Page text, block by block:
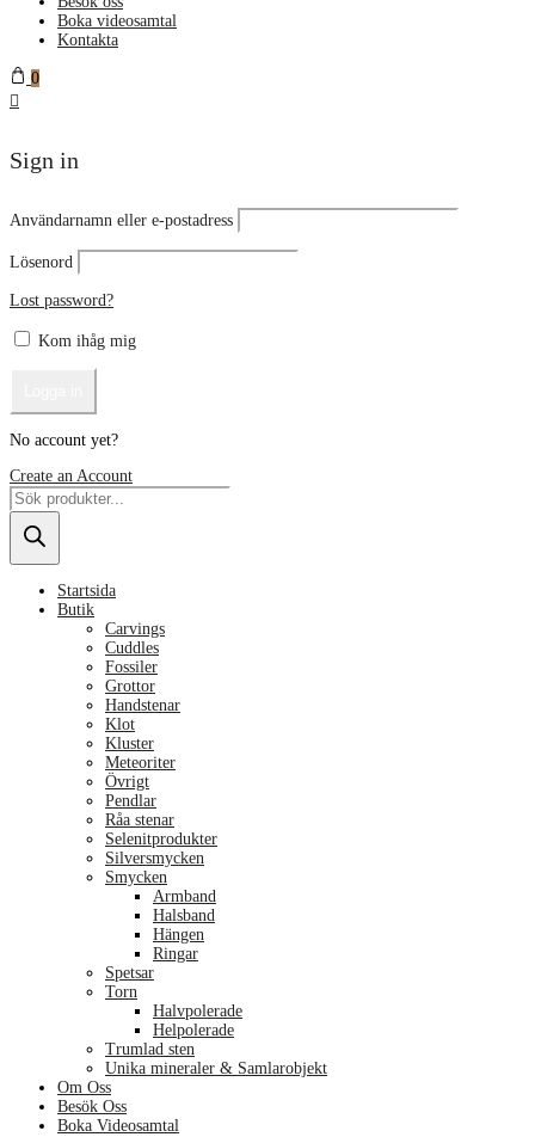
Boka videosamtal
Kontakta
0
Sign in
Användarnamn eller e-postadress
Lösenord
Lost password?
Kom ihåg mig
No account yet?
Create an Account
Products
search
Startsida
Butik
Carvings
Cuddles
Fossiler
Grottor
Handstenar
Klot
Kluster
Meteoriter
Övrigt
Pendlar
Råa stenar
Selenitprodukter
Silversmycken
Smycken
Armband
Halsband
Hängen
Ringar
Spetsar
Torn
Halvpolerade
Helpolerade
Trumlad sten
Unika mineraler & Samlarobjekt
Om Oss
Besök Oss
Boka Videosamtal